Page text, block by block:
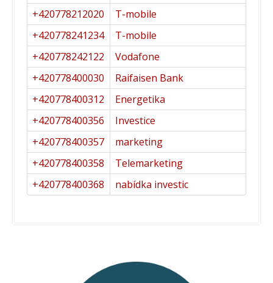
+420778212020
T-mobile
+420778241234
T-mobile
+420778242122
Vodafone
+420778400030
Raifaisen Bank
+420778400312
Energetika
+420778400356
Investice
+420778400357
marketing
+420778400358
Telemarketing
+420778400368
nabídka investic